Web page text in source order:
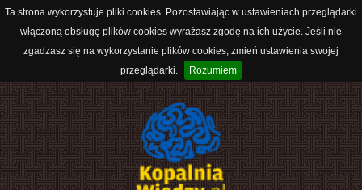
Ta strona wykorzystuje pliki cookies. Pozostawiając w ustawieniach przeglądarki
włączoną obsługę plików cookies wyrażasz zgodę na ich użycie. Jeśli nie
zgadzasz się na wykorzystanie plików cookies, zmień ustawienia swojej
przeglądarki.
Rozumiem